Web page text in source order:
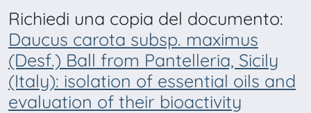
Richiedi una copia del documento:
Daucus carota subsp. maximus
(Desf.) Ball from Pantelleria, Sicily
(Italy): isolation of essential oils and
evaluation of their bioactivity